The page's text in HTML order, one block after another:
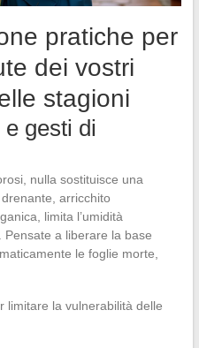
pratiche per
dei vostri
stagioni
gesti di
nulla sostituisce una
arricchito
limita l’umidità
a liberare la base
le foglie morte,
limitare la vulnerabilità delle